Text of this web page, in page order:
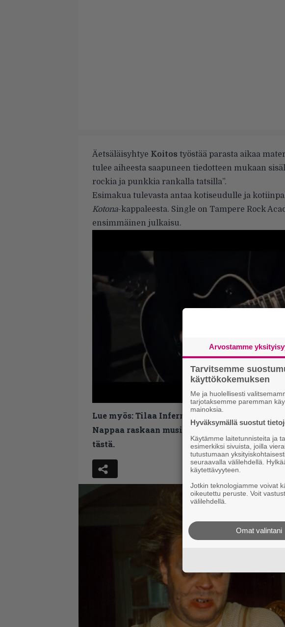
Äetsäläisyhtye Koitos työstää parasta aikaa
tulee aiheesta saapuneen tiedotteen mukaan
rockia ja punkkia rankalla tatsilla”.
Esimakua tulevasta antaa kotiseudulle ja
Kotona-kappaleesta. Single on Tampere Rock
ensimmäinen julkaisu.
Lue myös:Tilaa Infernon uutiskirje ja tiedät
Nappaa raskaan musiikin uutiset ja
tästä.
Arvostamme
Tarvitsemme
käyttökokemuksen
Me ja huolellisesti
tarjotaksemme paremman
mainoksia.
Hyväksymällä suostut
Käytämme laitetunnisteita ja
esimerkiksi sivuista, joilla
tutustumaan
seuraavalla välilehdellä.
käytettävyyteen.
Jotkin teknologiamme voivat
oikeutettu peruste. Voit
välilehdellä.
Omat valintani